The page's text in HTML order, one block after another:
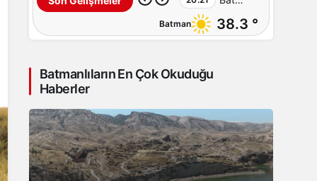
‘Barış
Toplum
Süreci’
İçin
Batman 38.3 °
Batmanlıların En Çok Okuduğu
Haberler